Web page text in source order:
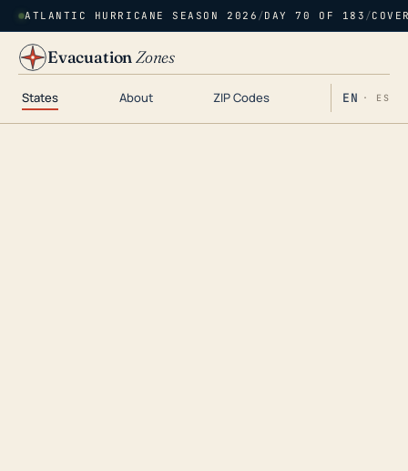
ATLANTIC HURRICANE SEASON 2026 /DAY 70 OF 183 /
EvacuationZones
States About ZIP Codes EN · ES